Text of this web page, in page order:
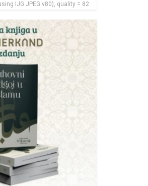
IJG JPEG v80), quality = 82